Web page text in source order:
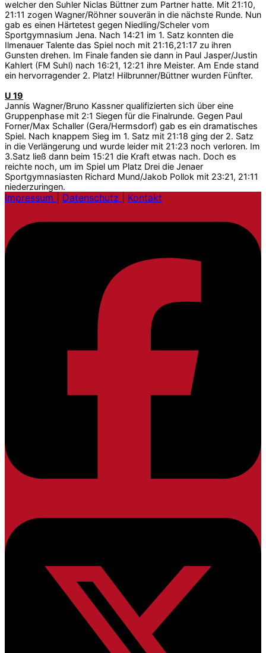
welcher den Suhler Niclas Büttner zum Partner hatte. Mit 21:10,
21:11 zogen Wagner/Röhner souverän in die nächste Runde. Nun
gab es einen Härtetest gegen Niedling/Scheler vom
Sportgymnasium Jena. Nach 14:21 im 1. Satz konnten die
Ilmenauer Talente das Spiel noch mit 21:16,21:17 zu ihren
Gunsten drehen. Im Finale fanden sie dann in Paul Jasper/Justin
Kahlert (FM Suhl) nach 16:21, 12:21 ihre Meister. Am Ende stand
ein hervorragender 2. Platz! Hilbrunner/Büttner wurden Fünfter.
U 19
Jannis Wagner/Bruno Kassner qualifizierten sich über eine
Gruppenphase mit 2:1 Siegen für die Finalrunde. Gegen Paul
Forner/Max Schaller (Gera/Hermsdorf) gab es ein dramatisches
Spiel. Nach knappem Sieg im 1. Satz mit 21:18 ging der 2. Satz
in die Verlängerung und wurde leider mit 21:23 noch verloren. Im
3.Satz ließ dann beim 15:21 die Kraft etwas nach. Doch es
reichte noch, um im Spiel um Platz Drei die Jenaer
Sportgymnasiasten Richard Mund/Jakob Pollok mit 23:21, 21:11
niederzuringen.
Impressum Datenschutz Kontakt